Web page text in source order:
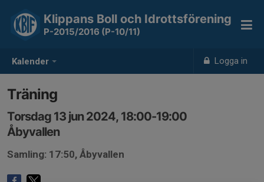
Kalender Logga in
Klippans Boll och Idrottsförening
P-2015/2016 (P-10/11)
Träning
Torsdag 13 jun 2024, 18:00-19:00
Åbyvallen
Samling: 17:50, Åbyvallen